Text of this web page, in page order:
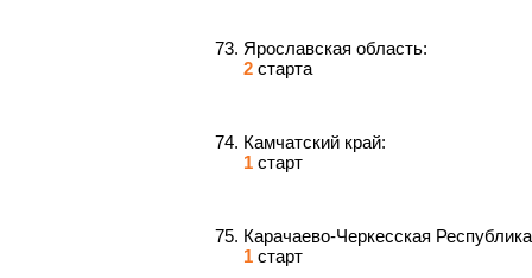
Ярославская область:
2 старта
Камчатский край:
1 старт
Карачаево-Черкесская
1 старт